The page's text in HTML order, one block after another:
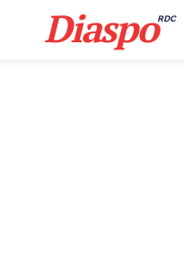
DiaspoRDC